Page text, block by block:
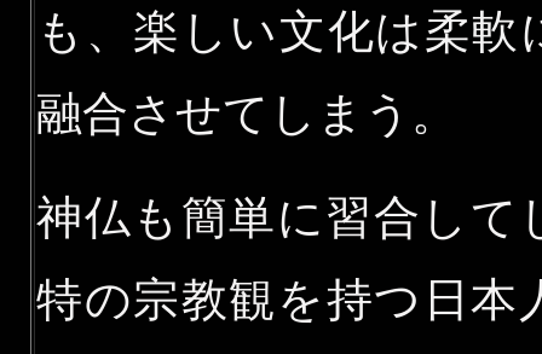
も、楽しい文化は柔
融合させてしまう。
神仏も簡単に習合して
特の宗教観を持つ日本